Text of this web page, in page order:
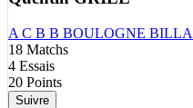
A C B B BOULOGNE
18 Matchs
4 Essais
20 Points
Suivre